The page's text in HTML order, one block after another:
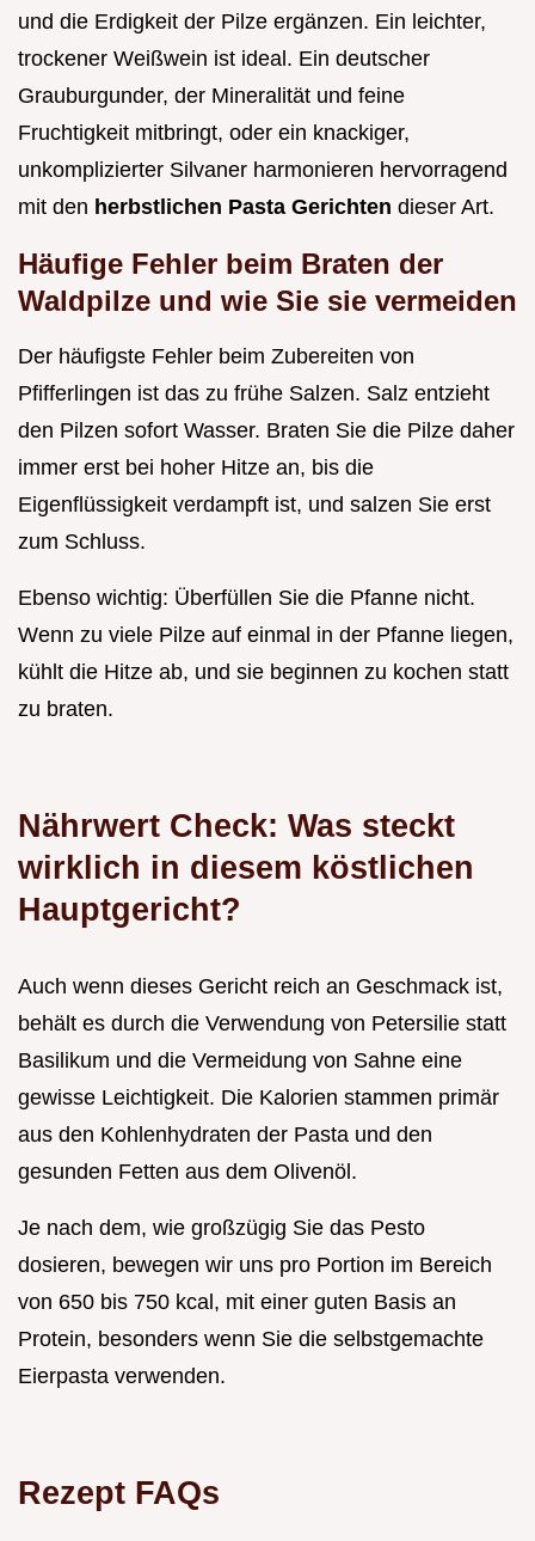
und die Erdigkeit der Pilze ergänzen. Ein leichter,
trockener Weißwein ist ideal. Ein deutscher
Grauburgunder, der Mineralität und feine
Fruchtigkeit mitbringt, oder ein knackiger,
unkomplizierter Silvaner harmonieren hervorragend
mit den herbstlichen Pasta Gerichten dieser Art.
Häufige Fehler beim Braten der
Waldpilze und wie Sie sie vermeiden
Der häufigste Fehler beim Zubereiten von
Pfifferlingen ist das zu frühe Salzen. Salz entzieht
den Pilzen sofort Wasser. Braten Sie die Pilze daher
immer erst bei hoher Hitze an, bis die
Eigenflüssigkeit verdampft ist, und salzen Sie erst
zum Schluss.
Ebenso wichtig: Überfüllen Sie die Pfanne nicht.
Wenn zu viele Pilze auf einmal in der Pfanne liegen,
kühlt die Hitze ab, und sie beginnen zu kochen statt
zu braten.
Nährwert Check: Was steckt
wirklich in diesem köstlichen
Hauptgericht?
Auch wenn dieses Gericht reich an Geschmack ist,
behält es durch die Verwendung von Petersilie statt
Basilikum und die Vermeidung von Sahne eine
gewisse Leichtigkeit. Die Kalorien stammen primär
aus den Kohlenhydraten der Pasta und den
gesunden Fetten aus dem Olivenöl.
Je nach dem, wie großzügig Sie das Pesto
dosieren, bewegen wir uns pro Portion im Bereich
von 650 bis 750 kcal, mit einer guten Basis an
Protein, besonders wenn Sie die selbstgemachte
Eierpasta verwenden.
Rezept FAQs